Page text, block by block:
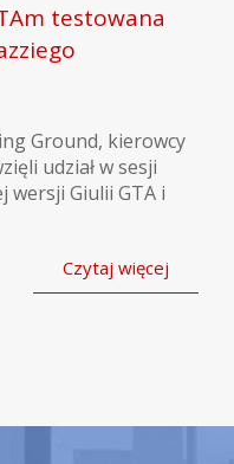
testowana
Ground, kierowcy
udział w sesji
Giulii GTA i
Czytaj więcej